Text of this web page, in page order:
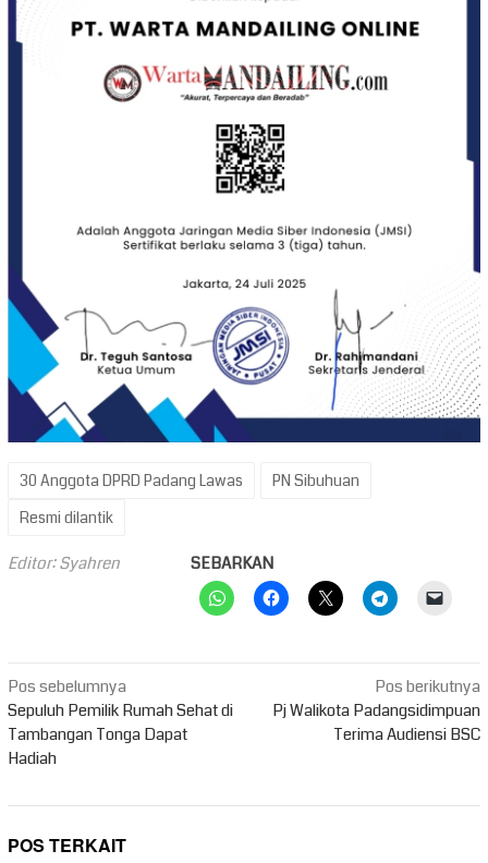
30 Anggota DPRD Padang Lawas
PN Sibuhuan
Resmi dilantik
Editor: Syahren SEBARKAN
Navigasi
pos
Pos sebelumnya
Sepuluh Pemilik Rumah Sehat di
Tambangan Tonga Dapat
Hadiah
Pos berikutnya
Pj Walikota Padangsidimpuan
Terima Audiensi BSC
POS TERKAIT